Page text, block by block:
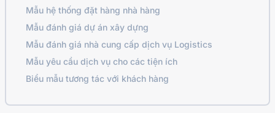
Mẫu hệ thống đặt hàng nhà hàng
Mẫu đánh giá dự án xây dựng
Mẫu đánh giá nhà cung cấp dịch vụ Logistics
Mẫu yêu cầu dịch vụ cho các tiện ích
Biểu mẫu tương tác với khách hàng